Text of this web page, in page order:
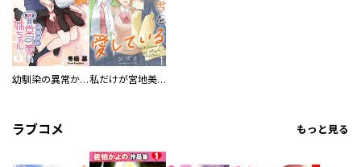
幼馴染の異常かわいい妹ちゃん 【連載版】 私だけが宮地美雪を愛している 【連載版】
ラブコメ もっと見る